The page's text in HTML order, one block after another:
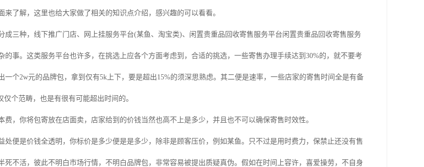
来了解，这里也给大家做了相关的知识点介绍，感兴趣的可以看看。
成三种，线下推广门店、网上挂服务平台(某鱼、淘宝类)、闲置贵重品回收寄售服务平台闲置贵重品回收寄售服务
的事。这类服务平台也许多，在挑选上应各个方面考虑到，合适的挑选，一些寄售办理手续达到30%的，就不要考
一个2w元的品牌包，拿到仅有5k上下，要是超出15%的须深思熟虑。其二便是速率，一些店家的寄售时间全是有备
仅个范畴，也是有很有可能超出时间的。
费，你将包寄放在店面卖，店家给到的价钱当然也高不上是多少，并且也不可以确保寄售时效性。
处便是价钱全透明，你标价是多少便是是多少，除非是顾客压价，例如某鱼。只不过是用时费力，保禁止还没有售
死不活，彼此不明白市场行情，不明白品牌包，非常容易被提出质疑真伪。假如在时间上容许，喜爱操劳，不自身